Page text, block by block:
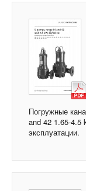
Погружные
and 42 1.65-4.5
эксплуатации.